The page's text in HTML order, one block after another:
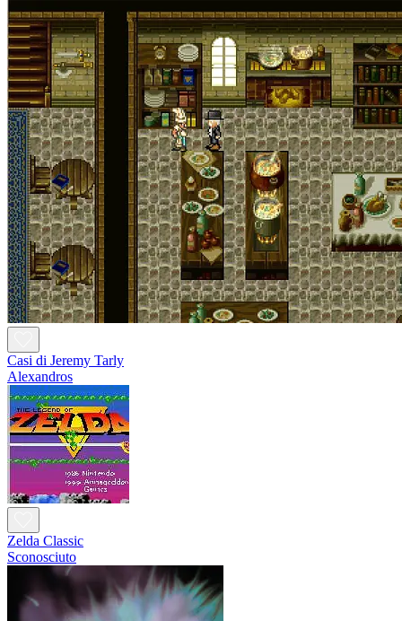
Casi di Jeremy Tarly
Alexandros
Zelda Classic
Sconosciuto